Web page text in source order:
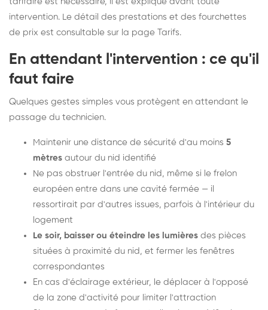
intervention. Le détail des prestations et des fourchettes
de prix est consultable sur la page Tarifs.
En attendant l'intervention : ce qu'il
faut faire
Quelques gestes simples vous protègent en attendant le
passage du technicien.
Maintenir une distance de sécurité d'au moins 5
mètres autour du nid identifié
Ne pas obstruer l'entrée du nid, même si le frelon
européen entre dans une cavité fermée — il
ressortirait par d'autres issues, parfois à l'intérieur du
logement
Le soir, baisser ou éteindre les lumières des pièces
situées à proximité du nid, et fermer les fenêtres
correspondantes
En cas d'éclairage extérieur, le déplacer à l'opposé
de la zone d'activité pour limiter l'attraction